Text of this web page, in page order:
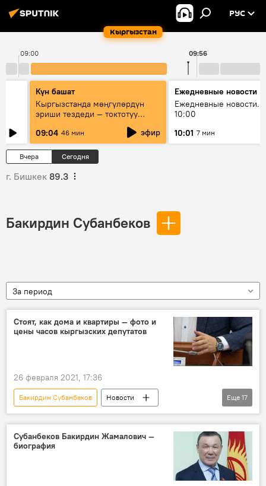
Кыргызстан
РУС
09:00 09:56
Күн башат
Кыргызстанда мөңгүлөрдүн
эриши тездеди — токтотуу
09:04 46 мин эфир
Ежедневные новости
Ежедневные новости.
10:00
10:01 7 мин
Вчера Сегодня
г. Бишкек 89.3
Бакирдин Субанбеков
За период
Стоят, как дома и квартиры — фото и
цены часов кыргызских депутатов
26 февраля 2021, 17:36
Бакирдин Субанбеков
Новости
Общество
Кыргызстан
Политика
Жогорку Кенеш
Аккулу Бердиев
Асель Кодуранова
Еще 17
Субанбеков Бакирдин Жамалович —
биография